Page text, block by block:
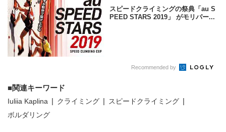
スピードクライミングの祭典「au S
PEED STARS 2019」 がモリパー...
Recommended by
関連キーワード
Iuliia Kaplina クライミング
スピードクライミング
ボルダリング